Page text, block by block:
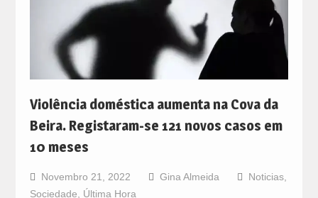
Violência doméstica aumenta na Cova da
Beira. Registaram-se 121 novos casos em
10 meses
Novembro 21, 2022 Gina Almeida Noticias,
Sociedade, Última Hora